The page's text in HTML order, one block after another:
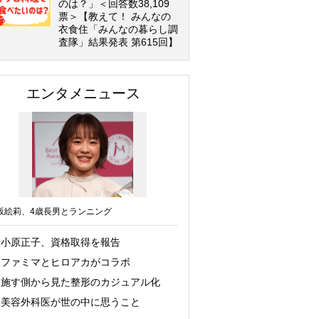
のは？」＜回答数38,109
票＞【教えて！ みんなの
衣食住「みんなの暮らし調
査隊」結果発表 第615回】
エンタメニュース
絵莉、4歳長男とランニング
小原正子、資格取得を報告
ファミマとヒロアカがコラボ
施す側から見た整形のカジュアル化
美容外科医が世の中に思うこと